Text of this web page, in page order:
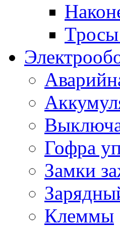
Тросы
Гофра
Замки
Клеммы